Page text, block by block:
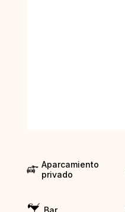
Aparcamiento
privado